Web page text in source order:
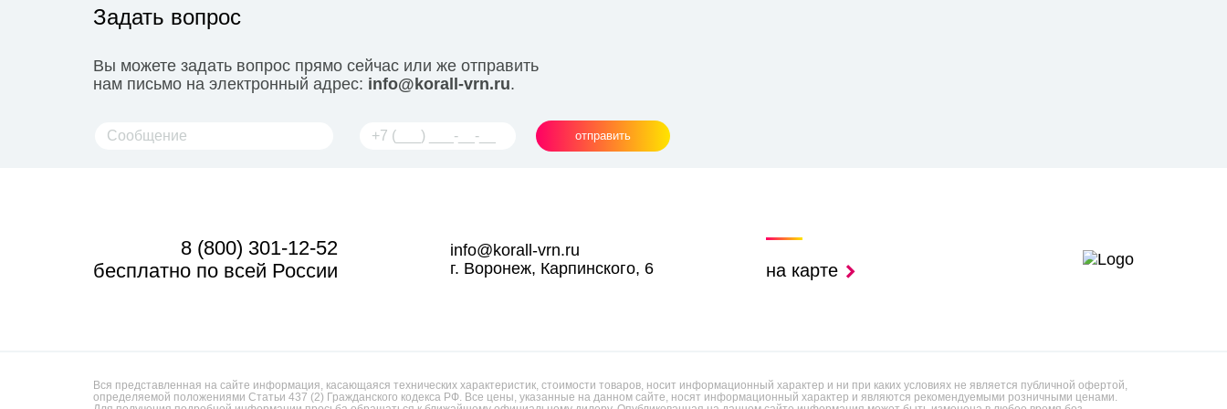
Задать вопрос
Вы можете задать вопрос прямо сейчас или же отправить
нам письмо на электронный адрес: info@korall-vrn.ru.
отправить
8 (800) 301-12-52
бесплатно по всей России
info@korall-vrn.ru
г. Воронеж, Карпинского, 6
на карте
Вся представленная на сайте информация, касающаяся технических характеристик, стоимости товаров, носит информационный характер и ни при каких условиях не является публичной офертой,
определяемой положениями Статьи 437 (2) Гражданского кодекса РФ. Все цены, указанные на данном сайте, носят информационный характер и являются рекомендуемыми розничными ценами.